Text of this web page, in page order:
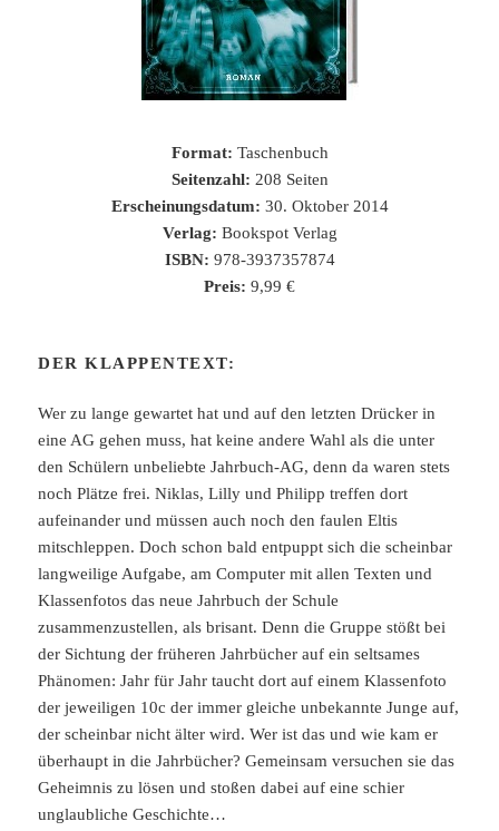
Format: Taschenbuch
Seitenzahl: 208 Seiten
Erscheinungsdatum: 30. Oktober 2014
Verlag: Bookspot Verlag
ISBN: 978-3937357874
Preis: 9,99 €
DER KLAPPENTEXT:
Wer zu lange gewartet hat und auf den letzten Drücker in
eine AG gehen muss, hat keine andere Wahl als die unter
den Schülern unbeliebte Jahrbuch-AG, denn da waren stets
noch Plätze frei. Niklas, Lilly und Philipp treffen dort
aufeinander und müssen auch noch den faulen Eltis
mitschleppen. Doch schon bald entpuppt sich die scheinbar
langweilige Aufgabe, am Computer mit allen Texten und
Klassenfotos das neue Jahrbuch der Schule
zusammenzustellen, als brisant. Denn die Gruppe stößt bei
der Sichtung der früheren Jahrbücher auf ein seltsames
Phänomen: Jahr für Jahr taucht dort auf einem Klassenfoto
der jeweiligen 10c der immer gleiche unbekannte Junge auf,
der scheinbar nicht älter wird. Wer ist das und wie kam er
überhaupt in die Jahrbücher? Gemeinsam versuchen sie das
Geheimnis zu lösen und stoßen dabei auf eine schier
unglaubliche Geschichte…